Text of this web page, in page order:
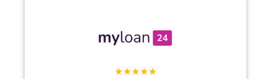
★★★★★